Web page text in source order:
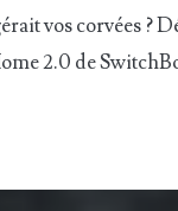
vos corvées ?
2.0 de